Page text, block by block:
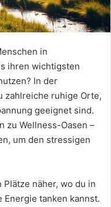
in
ihren wichtigsten
In der
zahlreiche ruhige Orte,
geeignet sind.
zu Wellness-Oasen –
um den stressigen
näher, wo du in
tanken kannst.